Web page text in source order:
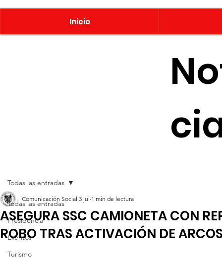
Todas las entradas
Presidencia
Eventos
Turismo
Todas las entradas
ASEGURA SSC CAMIONETA CON
ROBO TRAS ACTIVACIÓN DE
Comunicación Social 3 jul 1 min de lectura
Inicio